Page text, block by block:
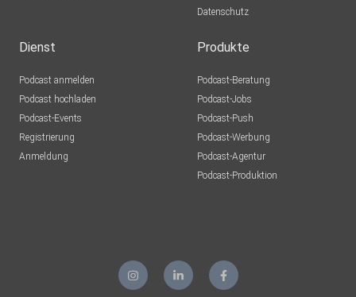
Datenschutz
Dienst
Podcast anmelden
Podcast hochladen
Podcast-Events
Registrierung
Anmeldung
Produkte
Podcast-Beratung
Podcast-Jobs
Podcast-Push
Podcast-Werbung
Podcast-Agentur
Podcast-Produktion